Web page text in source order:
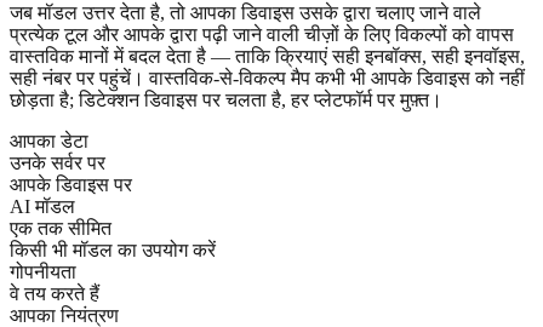
जब मॉडल उत्तर देता है, तो आपका डिवाइस उसके द्वारा चलाए जाने वाले
प्रत्येक टूल और आपके द्वारा पढ़ी जाने वाली चीज़ों के लिए विकल्पों को वापस
वास्तविक मानों में बदल देता है — ताकि क्रियाएं सही इनबॉक्स, सही इनवॉइस,
सही नंबर पर पहुंचें। वास्तविक-से-विकल्प मैप कभी भी आपके डिवाइस को नहीं
छोड़ता है; डिटेक्शन डिवाइस पर चलता है, हर प्लेटफॉर्म पर मुफ़्त।
आपका डेटा
उनके सर्वर पर
आपके डिवाइस पर
AI मॉडल
एक तक सीमित
किसी भी मॉडल का उपयोग करें
गोपनीयता
वे तय करते हैं
आपका नियंत्रण